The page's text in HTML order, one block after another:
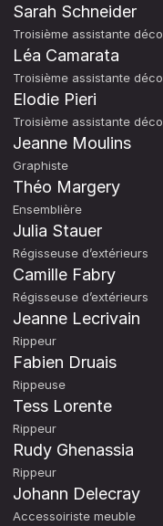
Sarah Schneider
Troisième assistante déco
Léa Camarata
Troisième assistante déco
Elodie Pieri
Troisième assistante déco
Jeanne Moulins
Graphiste
Théo Margery
Ensemblière
Julia Stauer
Régisseuse d’extérieurs
Camille Fabry
Régisseuse d’extérieurs
Jeanne Lecrivain
Rippeur
Fabien Druais
Rippeuse
Tess Lorente
Rippeur
Rudy Ghenassia
Rippeur
Johann Delecray
Accessoiriste meuble